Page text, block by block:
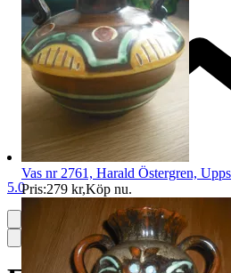
5.0
Vas nr 2761, Harald Östergren,
Pris:279 kr,Köp nu.